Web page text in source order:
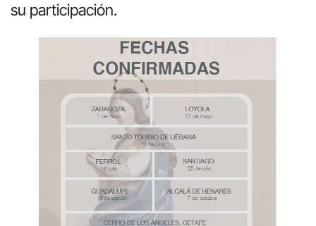
su participación.